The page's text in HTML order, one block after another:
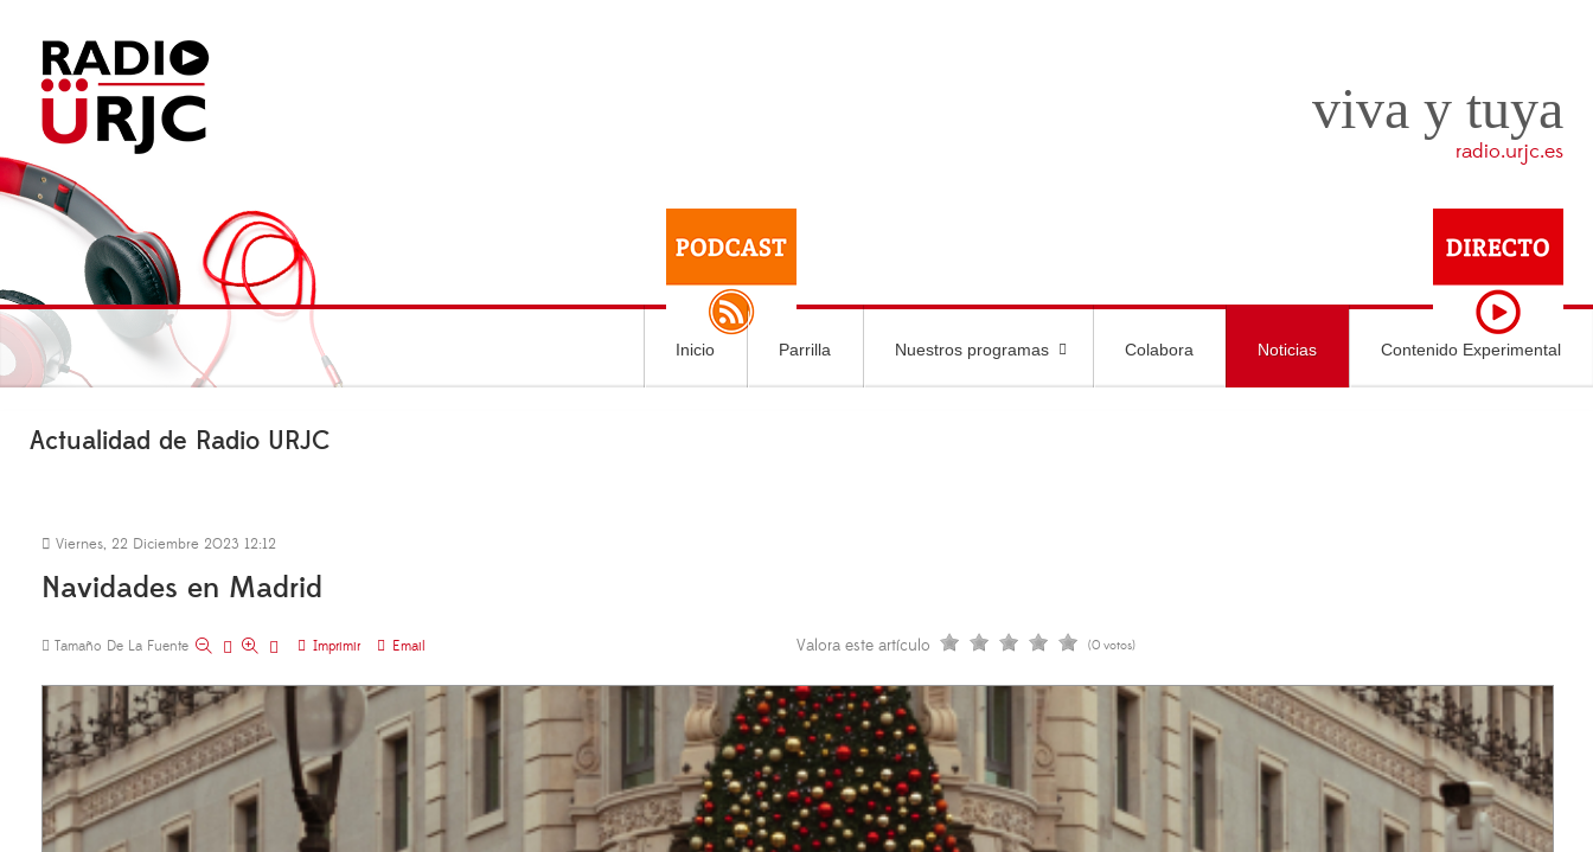
viva y tuya
radio.urjc.es
Inicio Parrilla Nuestros programas Colabora Noticias Contenido Experimental
Actualidad de Radio URJC
Viernes, 22 Diciembre 2023 12:12
Navidades en Madrid
Tamaño De La Fuente Imprimir Email Valora este artículo (0 votos)